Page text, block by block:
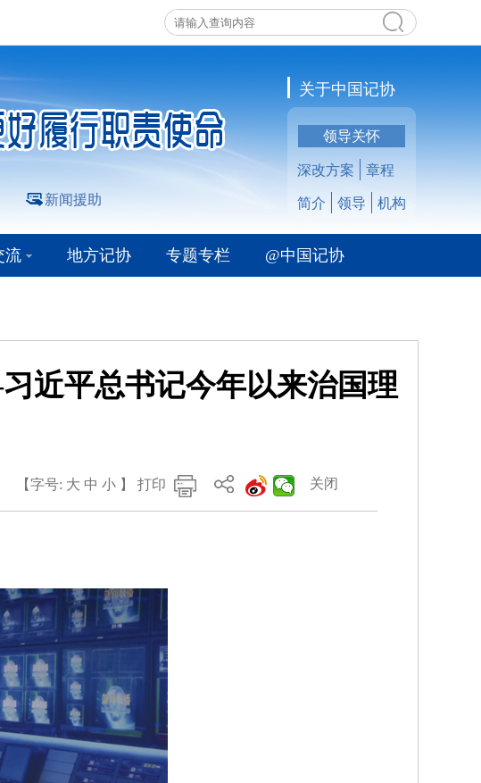
新闻援助
关于中国记协
领导关怀
深改方案
章程
简介
领导 机构
流 地方记协 专题专栏 @中国记协
近平总书记今年以来治国理
【字号: 大 中 小 】 打印 关闭